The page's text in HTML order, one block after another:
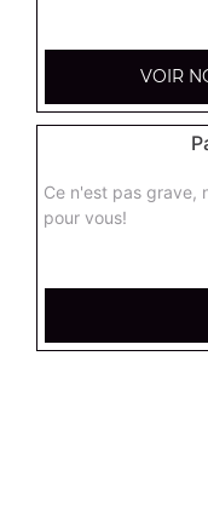
Base sauce
supreme
Base sauce tomate,
VOIR
Ce n'est pas grave,
pour vous!